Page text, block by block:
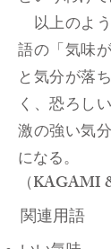
以上のよ
語の「気味
と気分が落
く、恐ろし
激の強い気
になる。
（KAGAMI
関連用語